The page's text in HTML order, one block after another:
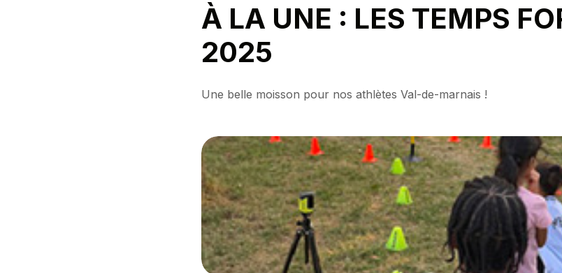
À LA UNE : LES TEMPS
2025
Une belle moisson pour nos athlètes Val-de-marnais !